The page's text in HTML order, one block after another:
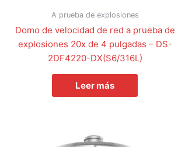
A prueba de explosiones
Domo de velocidad de red a prueba de
explosiones 20x de 4 pulgadas – DS-
2DF4220-DX(S6/316L)
Leer más